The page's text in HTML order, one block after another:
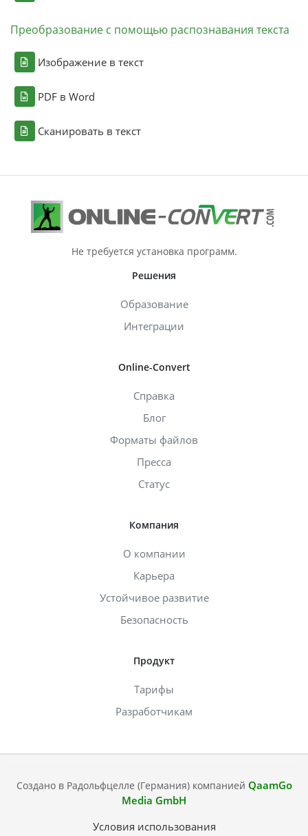
Преобразование с помощью распознавания текста
Изображение в текст
PDF в Word
Сканировать в текст
Не требуется установка программ.
Решения
Образование
Интеграции
Online-Convert
Справка
Блог
Форматы файлов
Пресса
Статус
Компания
О компании
Карьера
Устойчивое развитие
Безопасность
Продукт
Тарифы
Разработчикам
Создано в Радольфцелле (Германия) компанией QaamGo
Media GmbH
Условия использования